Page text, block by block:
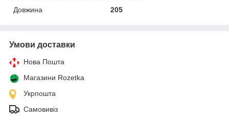
Довжина
205
Умови доставки
Нова Пошта
Магазини Rozetka
Укрпошта
Самовивіз